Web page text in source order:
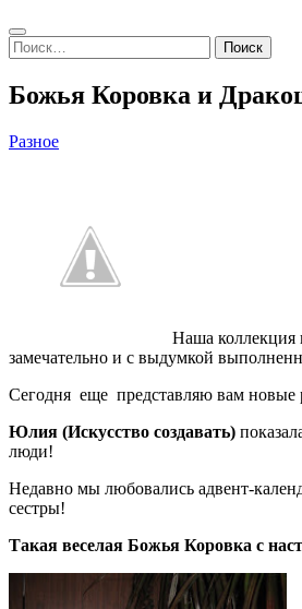
Search
Найти:
Божья Коровка и
Разное
Наша коллекция
замечательно и с выдумкой
Сегодня еще представляю вам новые
Юлия (Искусство создавать)
люди!
Недавно мы любовались адвент-
сестры!
Такая веселая Божья Коровка с